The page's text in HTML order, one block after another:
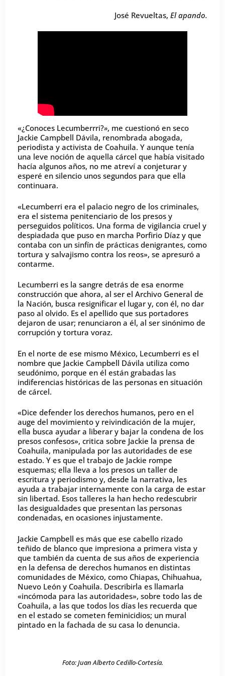
José Revueltas, El apando.
«¿Conoces Lecumberrri?», me cuestionó en seco
Jackie Campbell Dávila, renombrada abogada,
periodista y activista de Coahuila. Y aunque tenía
una leve noción de aquella cárcel que había visitado
hacía algunos años, no me atreví a conjeturar y
esperé en silencio unos segundos para que ella
continuara.
«Lecumberri era el palacio negro de los criminales,
era el sistema penitenciario de los presos y
perseguidos políticos. Una forma de vigilancia cruel y
despiadada que puso en marcha Porfirio Díaz y que
contaba con un sinfín de prácticas denigrantes, como
tortura y salvajismo contra los reos», se apresuró a
contarme.
Lecumberri es la sangre detrás de esa enorme
construcción que ahora, al ser el Archivo General de
la Nación, busca resignificar el lugar y, con él, no dar
paso al olvido. Es el apellido que sus portadores
dejaron de usar; renunciaron a él, al ser sinónimo de
corrupción y tortura voraz.
En el norte de ese mismo México, Lecumberri es el
nombre que Jackie Campbell Dávila utiliza como
seudónimo, porque en él están grabadas las
indiferencias históricas de las personas en situación
de cárcel.
«Dice defender los derechos humanos, pero en el
auge del movimiento y reivindicación de la mujer,
ella busca ayudar a liberar y bajar la condena de los
presos confesos», critica sobre Jackie la prensa de
Coahuila, manipulada por las autoridades de ese
estado. Y es que el trabajo de Jackie rompe
esquemas; ella lleva a los presos un taller de
escritura y periodismo y, desde la narrativa, les
ayuda a trabajar internamente con la carga de estar
sin libertad. Esos talleres la han hecho redescubrir
las desigualdades que presentan las personas
condenadas, en ocasiones injustamente.
Jackie Campbell es más que ese cabello rizado
teñido de blanco que impresiona a primera vista y
que también da cuenta de sus años de experiencia
en la defensa de derechos humanos en distintas
comunidades de México, como Chiapas, Chihuahua,
Nuevo León y Coahuila. Describirla es llamarla
«incómoda para las autoridades», sobre todo las de
Coahuila, a las que todos los días les recuerda que
en el estado se cometen feminicidios; un mural
pintado en la fachada de su casa lo denuncia.
Foto: Juan Alberto Cedillo-Cortesía.